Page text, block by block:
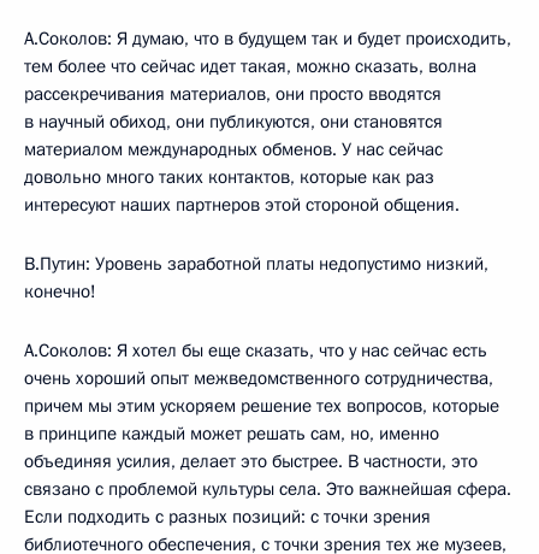
А.Соколов: Я думаю, что в будущем так и будет происходить,
тем более что сейчас идет такая, можно сказать, волна
рассекречивания материалов, они просто вводятся
в научный обиход, они публикуются, они становятся
материалом международных обменов. У нас сейчас
довольно много таких контактов, которые как раз
интересуют наших партнеров этой стороной общения.
В.Путин: Уровень заработной платы недопустимо низкий,
конечно!
А.Соколов: Я хотел бы еще сказать, что у нас сейчас есть
очень хороший опыт межведомственного сотрудничества,
причем мы этим ускоряем решение тех вопросов, которые
в принципе каждый может решать сам, но, именно
объединяя усилия, делает это быстрее. В частности, это
связано с проблемой культуры села. Это важнейшая сфера.
Если подходить с разных позиций: с точки зрения
библиотечного обеспечения, с точки зрения тех же музеев,